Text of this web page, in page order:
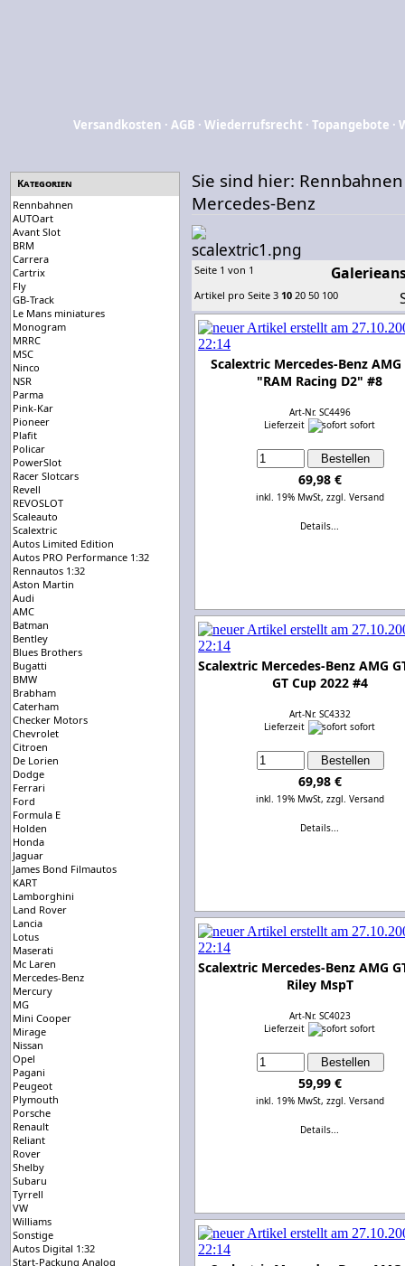
Versandkosten ·AGB ·Wiederrufsrecht ·Topangebote ·
Kategorien
Rennbahnen
AUTOart
Avant Slot
BRM
Carrera
Cartrix
Fly
GB-Track
Le Mans miniatures
Monogram
MRRC
MSC
Ninco
NSR
Parma
Pink-Kar
Pioneer
Plafit
Policar
PowerSlot
Racer Slotcars
Revell
REVOSLOT
Scaleauto
Scalextric
Autos Limited Edition
Autos PRO Performance 1:32
Rennautos 1:32
Aston Martin
Audi
AMC
Batman
Bentley
Blues Brothers
Bugatti
BMW
Brabham
Caterham
Checker Motors
Chevrolet
Citroen
De Lorien
Dodge
Ferrari
Ford
Formula E
Holden
Honda
Jaguar
James Bond Filmautos
KART
Lamborghini
Land Rover
Lancia
Lotus
Maserati
Mc Laren
Mercedes-Benz
Mercury
MG
Mini Cooper
Mirage
Nissan
Opel
Pagani
Peugeot
Plymouth
Porsche
Renault
Reliant
Rover
Shelby
Subaru
Tyrrell
VW
Williams
Sonstige
Autos Digital 1:32
Start-Packung Analog
Sie sind hier: Rennbahnen
Mercedes-Benz
Seite 1 von 1
Artikel pro Seite 3 10 20 50 100
Scalextric Mercedes-Benz AMG
"RAM Racing D2" #8
Art-Nr. SC4496
Lieferzeit
sofort
69,98 €
inkl. 19% MwSt, zzgl. Versand
Details...
Scalextric Mercedes-Benz AMG
GT Cup 2022 #4
Art-Nr. SC4332
Lieferzeit
sofort
69,98 €
inkl. 19% MwSt, zzgl. Versand
Details...
Scalextric Mercedes-Benz AMG
Riley MspT
Art-Nr. SC4023
Lieferzeit
sofort
59,99 €
inkl. 19% MwSt, zzgl. Versand
Details...